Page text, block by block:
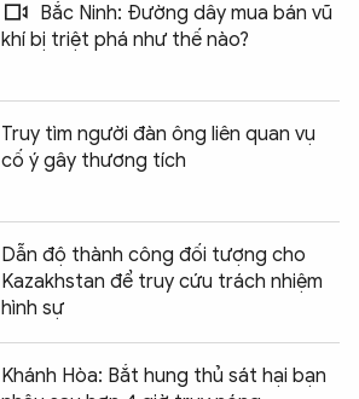
Bắc Ninh: Đường dây mua bán vũ
khí bị triệt phá như thế nào?
Truy tìm người đàn ông liên quan vụ
cố ý gây thương tích
Dẫn độ thành công đối tượng cho
Kazakhstan để truy cứu trách nhiệm
hình sự
Khánh Hòa: Bắt hung thủ sát hại bạn